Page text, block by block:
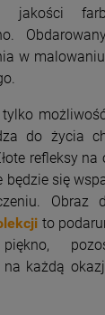
jakości
w
do życia
refleksy
będzie się
Obraz
to
na każdą